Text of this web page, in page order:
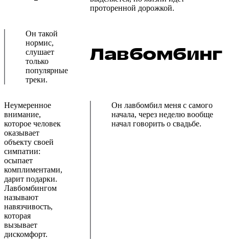
проторенной дорожкой.
Он такой
нормис,
слушает
только
популярные
треки.
Лавбомбинг
Неумеренное
внимание,
которое человек
оказывает
объекту своей
симпатии:
осыпает
комплиментами,
дарит подарки.
Лавбомбингом
называют
навязчивость,
которая
вызывает
дискомфорт.
Он лавбомбил меня с самого
начала, через неделю вообще
начал говорить о свадьбе.